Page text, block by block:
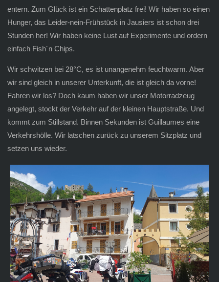
entern. Zum Glück ist ein Schattenplatz frei! Wir haben so einen
Hunger, das Leider-nein-Frühstück in Jausiers ist schon drei
Stunden her! Wir haben keine Lust auf Experimente und ordern
einfach Fish´n Chips.
Wir schwitzen bei 28°C, es ist unangenehm feuchtwarm. Aber
wir sind gleich in unserer Unterkunft, die ist gleich da vorne!
Fahren wir los? Doch kaum haben wir unser Motorradzeug
angelegt, stockt der Verkehr auf der kleinen Hauptstraße. Und
kommt zum Stillstand. Binnen Sekunden ist Guillaumes eine
Verkehrshölle. Wir latschen zurück zu unserem Sitzplatz und
setzen uns wieder.